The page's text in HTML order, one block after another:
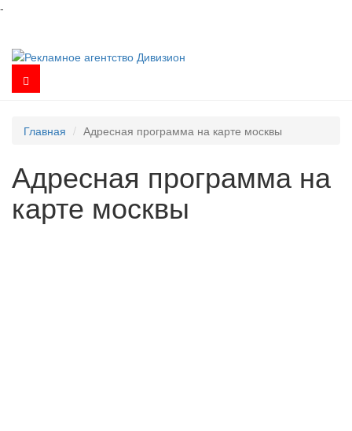
-
Главная Адресная программа на карте москвы
Адресная программа на
карте москвы